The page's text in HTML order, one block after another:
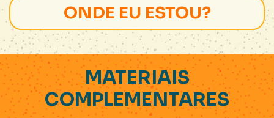
ONDE EU ESTOU?